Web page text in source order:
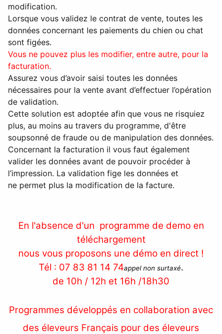
modification.
Lorsque vous validez le contrat de vente, toutes les
données concernant les paiements du chien ou chat
sont figées.
Vous ne pouvez plus les modifier, entre autre, pour la
facturation.
Assurez vous d’avoir saisi toutes les données
nécessaires pour la vente avant d’effectuer l’opération
de validation.
Cette solution est adoptée afin que vous ne risquiez
plus, au moins au travers du programme, d'être
soupsonné de fraude ou de manipulation des données.
Concernant la facturation il vous faut également
valider les données avant de pouvoir procéder à
l’impression. La validation fige les données et
ne permet plus la modification de la facture.
En l'absence d'un programme de demo en
téléchargement
nous vous proposons une démo en direct !
Tél : 07 83 81 14 74appel non surtaxé.
de 10h / 12h et 16h /18h30
Programmes développés en collaboration avec
des éleveurs Français pour des éleveurs